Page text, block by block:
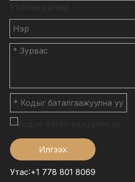
Илгээх
Утас:+1 778 801 8069